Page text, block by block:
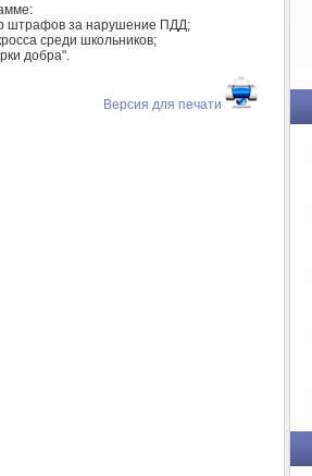
штрафов за нарушение ПДД;
среди школьников;
добра".
Версия для печати